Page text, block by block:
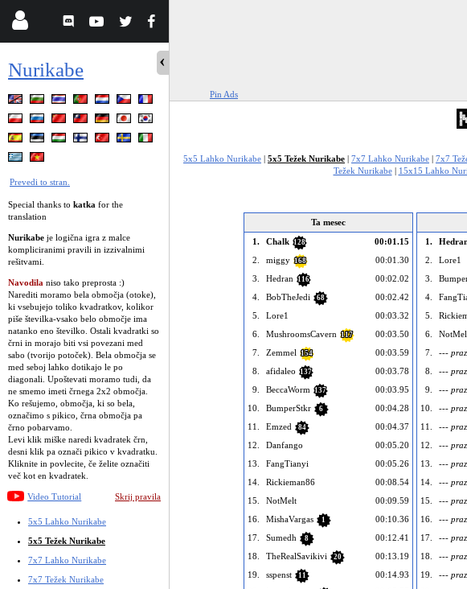
Nurikabe
Prevedi to stran.
Special thanks to katka for the
translation
Nurikabe je logična igra z malce
kompliciranimi pravili in izzivalnimi
rešitvami.
Navodila niso tako preprosta :)
Narediti moramo bela območja (otoke),
ki vsebujejo toliko kvadratkov, kolikor
piše številka-vsako belo območje ima
natanko eno številko. Ostali kvadratki so
črni in morajo biti vsi povezani med
sabo (tvorijo potoček). Bela območja se
med seboj lahko dotikajo le po
diagonali. Upoštevati moramo tudi, da
ne smemo imeti črnega 2x2 območja.
Ko rešujemo, območja, ki so bela,
označimo s pikico, črna območja pa
črno pobarvamo.
Levi klik miške naredi kvadratek črn,
desni klik pa označi pikico v kvadratku.
Kliknite in povlecite, če želite označiti
več kot en kvadratek.
Video Tutorial Skrij pravila
5x5 Lahko Nurikabe
5x5 Težek Nurikabe
7x7 Lahko Nurikabe
7x7 Težek Nurikabe
Pin Ads
5x5 Lahko Nurikabe | 5x5 Težek Nurikabe | 7x7 Lahko Nurikabe | 7x7
Težek Nurikabe| 15x15 Lahko
Ta mesec
1.
Chalk 128
00:01.15
2.
miggy 168
00:01.30
3.
Hedran 116
00:02.02
4.
BobTheJedi 68
00:02.42
5.
Lore1
00:03.32
6.
MushroomsCavern 117
00:03.50
7.
Zemmel 154
00:03.59
8.
afidaleo 137
00:03.78
9.
BeccaWorm 137
00:03.95
10.
BumperStkr 6
00:04.28
11.
Emzed 84
00:04.37
12.
Danfango
00:05.20
13.
FangTianyi
00:05.26
14.
Rickieman86
00:08.54
15.
NotMelt
00:09.59
16.
MishaVargas 1
00:10.36
17.
Sumedh 8
00:12.41
18.
TheRealSavikivi 20
00:13.19
19.
sspenst 11
00:14.93
1.
2.
Lore1
3.
4.
5.
6.
7.
---
8.
---
9.
---
10.
---
11.
---
12.
---
13.
---
14.
---
15.
---
16.
---
17.
---
18.
---
19.
---